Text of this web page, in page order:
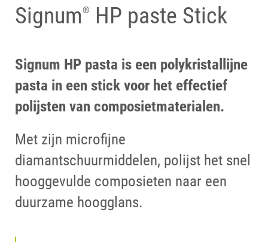
Signum® HP paste Stick
Signum HP pasta is een polykristallijne
pasta in een stick voor het effectief
polijsten van composietmaterialen.
Met zijn microfijne
diamantschuurmiddelen, polijst het snel
hooggevulde composieten naar een
duurzame hoogglans.